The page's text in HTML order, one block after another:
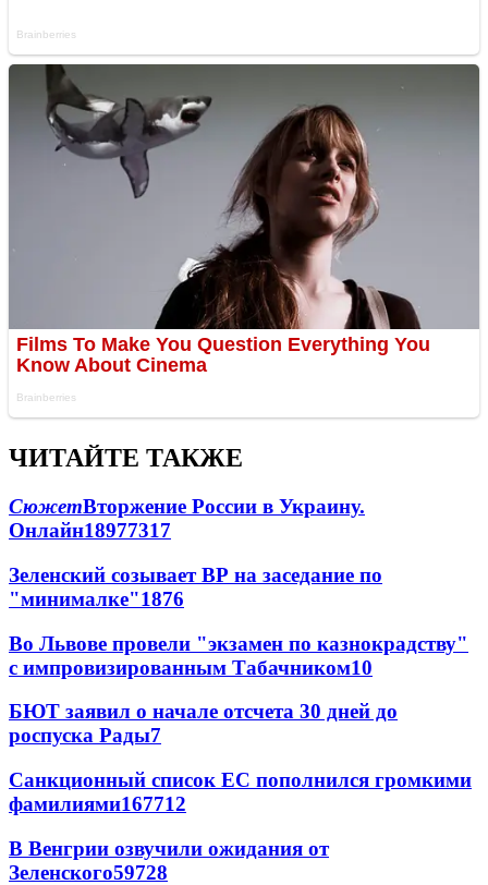
ЧИТАЙТЕ ТАКЖЕ
СюжетВторжение России в Украину.
Онлайн18977317
Зеленский созывает ВР на заседание по
"минималке"1876
Во Львове провели "экзамен по казнокрадству"
с импровизированным Табачником10
БЮТ заявил о начале отсчета 30 дней до
роспуска Рады7
Санкционный список ЕС пополнился громкими
фамилиями167712
В Венгрии озвучили ожидания от
Зеленского59728